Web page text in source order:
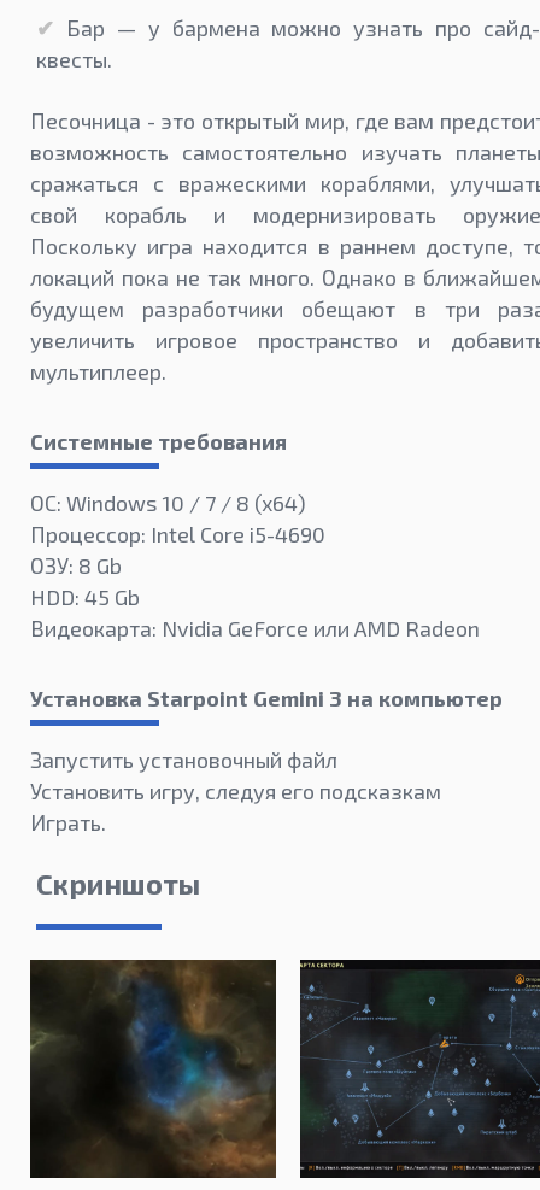
Бар — у бармена можно узнать про сайд-
квесты.
Песочница - это открытый мир, где вам
возможность самостоятельно изучать
сражаться с вражескими кораблями,
свой корабль и модернизировать
Поскольку игра находится в раннем доступе,
локаций пока не так много. Однако в
будущем разработчики обещают в три
увеличить игровое пространство и
мультиплеер.
Системные требования
ОС: Windows 10 / 7 / 8 (x64)
Процессор: Intel Core i5-4690
ОЗУ: 8 Gb
HDD: 45 Gb
Видеокарта: Nvidia GeForce или AMD Radeon
Установка Starpoint Gemini 3 на компьютер
Запустить установочный файл
Установить игру, следуя его подсказкам
Играть.
Скриншоты